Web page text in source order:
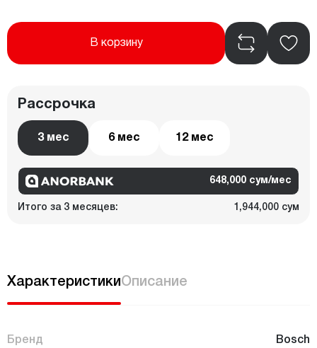
В корзину
Рассрочка
3 мес 6 мес 12 мес
648,000 сум/мес
Итого за 3 месяцев: 1,944,000 сум
Характеристики Описание
Бренд Bosch